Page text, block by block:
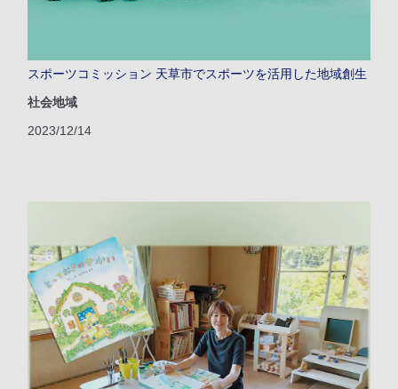
スポーツコミッション 天草市でスポーツを活用した地域創生
社会地域
2023/12/14